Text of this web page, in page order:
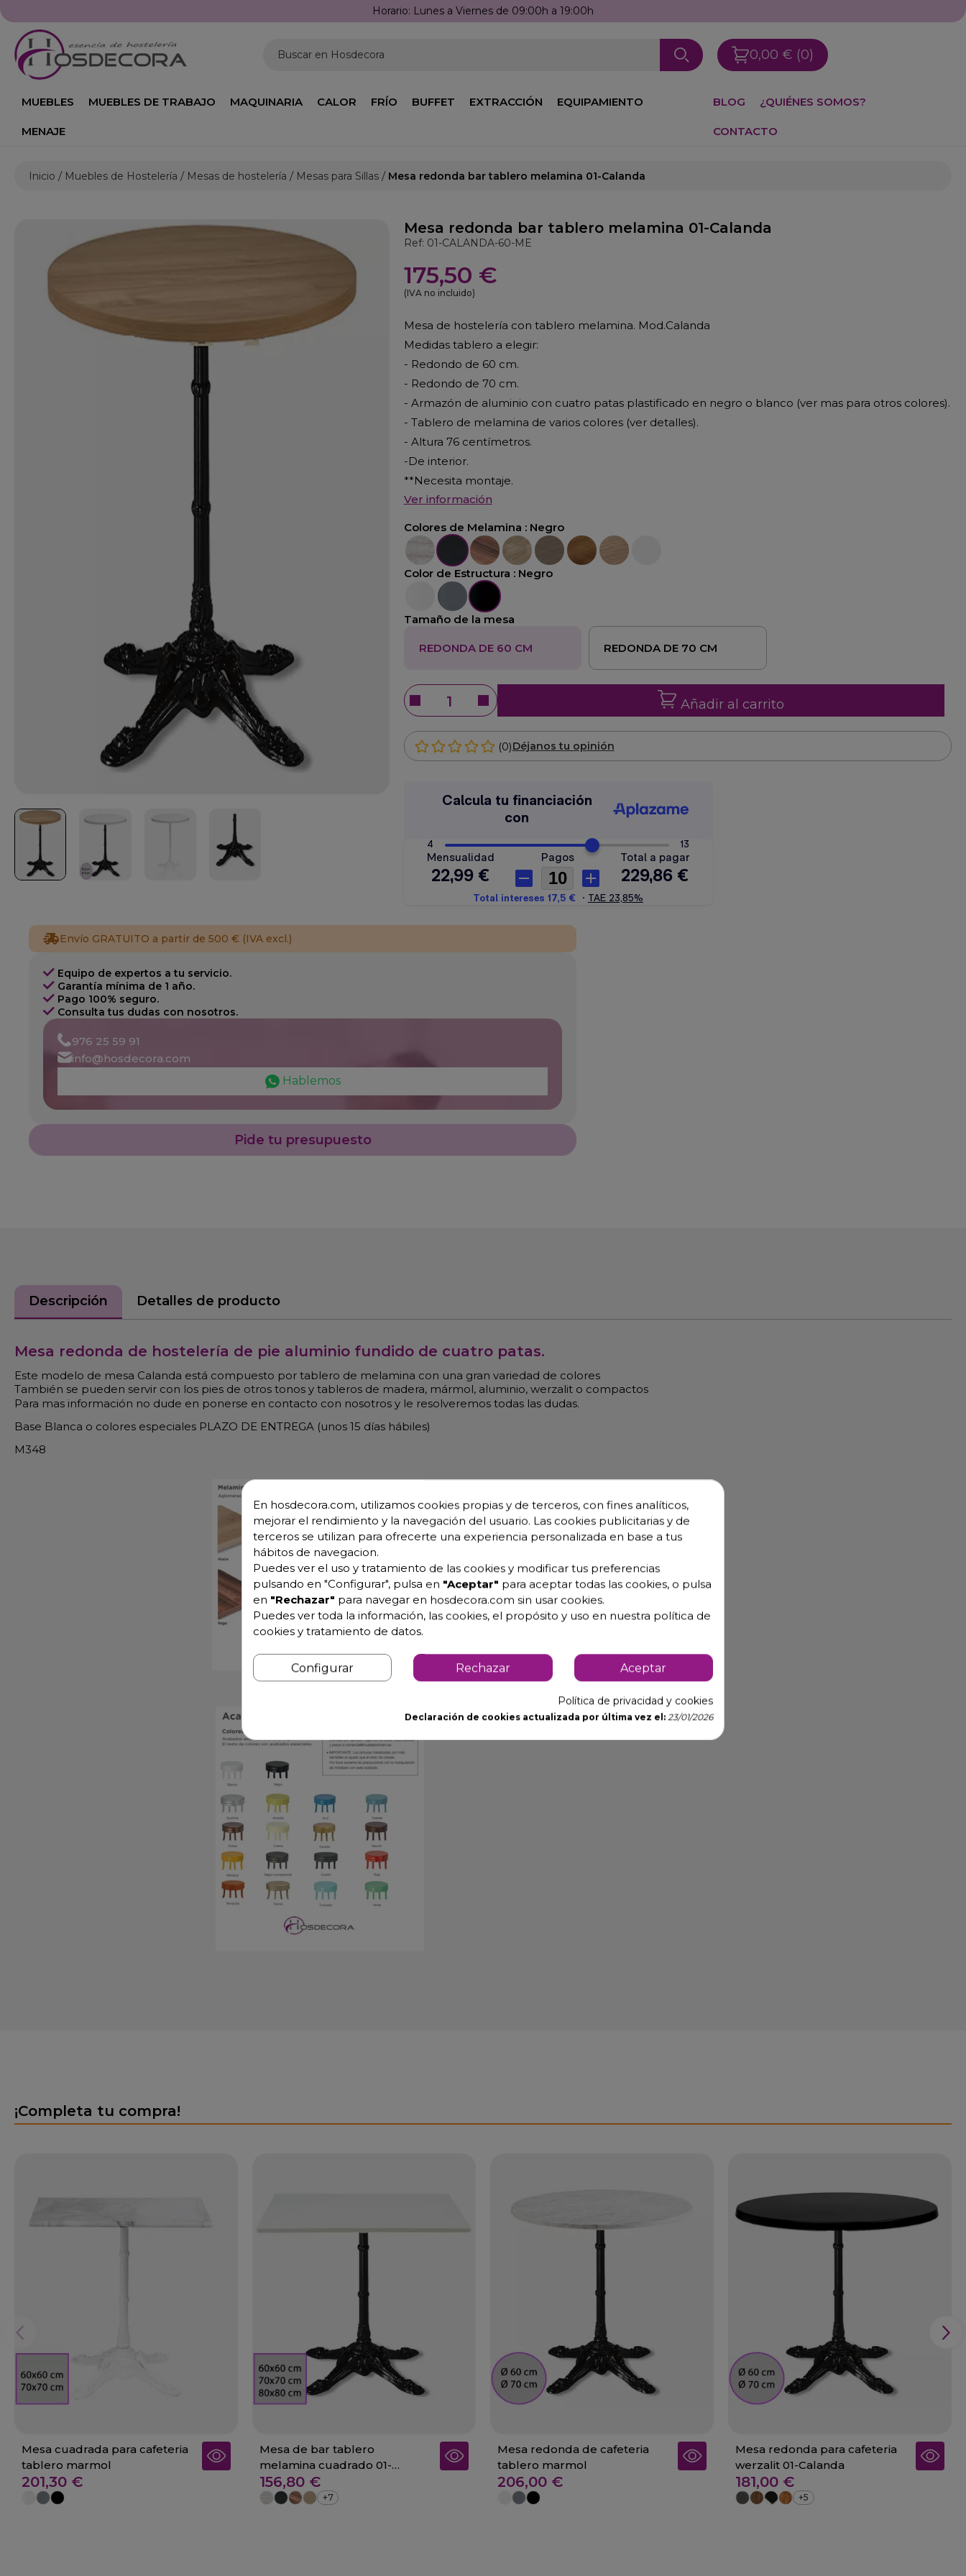
Llámanos: 976 25 59 91
Buscar en Hosdecora 0,00 € (0)
MUEBLES MUEBLES DE TRABAJO MAQUINARIA CALOR FRÍO BUFFET EXTRACCIÓN EQUIPAMIENTO
MENAJE
BLOG ¿QUIÉNES SOMOS?
CONTACTO
Inicio Muebles de Hostelería Mesas de hostelería Mesas para Sillas Mesa redonda bar tablero melamina 01-Calanda
Mesa redonda bar tablero melamina 01-Calanda
Ref: 01-CALANDA-60-ME
175,50 €
(IVA no incluido)
Mesa de hostelería con tablero melamina. Mod.Calanda
Medidas tablero a elegir:
- Redondo de 60 cm.
- Redondo de 70 cm.
- Armazón de aluminio con cuatro patas plastificado en negro o blanco (ver mas para otros colores).
- Tablero de melamina de varios colores (ver detalles).
- Altura 76 centímetros.
-De interior.
**Necesita montaje.
Ver información
Colores de Melamina : Negro
FresnoNegroNogal Olmo Roble Nogal Claro
Acacia
Color de Estructura : Negro
BlancoAluminioNegro
Tamaño de la mesa
REDONDA DE 60 CM REDONDA DE 70 CM
Añadir al carrito
(0)Déjanos tu opinión
Envío GRATUITO a partir de 500 € (IVA excl.)
Equipo de expertos a tu servicio.
Garantía mínima de 1 año.
Pago 100% seguro.
Consulta tus dudas con nosotros.
976 25 59 91
info@hosdecora.com
Hablemos
Pide tu presupuesto
Descripción Detalles de producto
Mesa redonda de hostelería de pie aluminio fundido de cuatro patas.
Este modelo de mesa Calanda está compuesto por tablero de melamina con una gran variedad de colores
También se pueden servir con los pies de otros tonos y tableros de madera, mármol, aluminio, werzalit o compactos
Para mas información no dude en ponerse en contacto con nosotros y le resolveremos todas las dudas.
Base Blanca o colores especiales PLAZO DE ENTREGA (unos 15 días hábiles)
M348
¡Completa tu compra!
Mesa cuadrada para cafeteria
tablero marmol
201,30 €
Mesa de bar tablero
melamina cuadrado 01-
Calanda
156,80 €
+7
Mesa redonda de cafeteria
tablero marmol
206,00 €
Mesa redonda para cafeteria
werzalit 01-Calanda
181,00 €
+5
En hosdecora.com, utilizamos cookies propias y de terceros, con fines analíticos,
mejorar el rendimiento y la navegación del usuario. Las cookies publicitarias y de
terceros se utilizan para ofrecerte una experiencia personalizada en base a tus
hábitos de navegacion.
Puedes ver el uso y tratamiento de las cookies y modificar tus preferencias
pulsando en "Configurar", pulsa en "Aceptar" para aceptar todas las cookies, o pulsa
en "Rechazar" para navegar en hosdecora.com sin usar cookies.
Puedes ver toda la información, las cookies, el propósito y uso en nuestra política de
cookies y tratamiento de datos.
Configurar Rechazar Aceptar
Política de privacidad y cookies
Declaración de cookies actualizada por última vez el: 23/01/2026